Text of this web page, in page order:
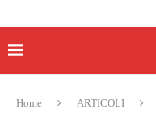
Home ARTICOLI